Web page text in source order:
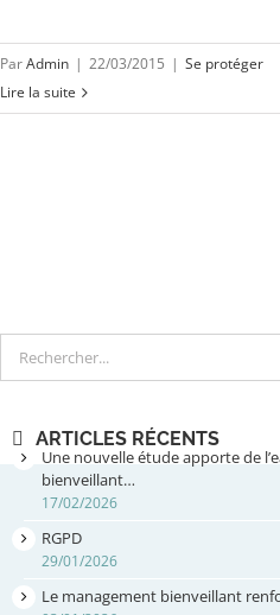
ParAdmin | 22/03/2015 | Se protéger
Lire la suite
Rechercher
ARTICLES RÉCENTS
Une nouvelle étude apporte de
bienveillant…
17/02/2026
RGPD
29/01/2026
Le management bienveillant